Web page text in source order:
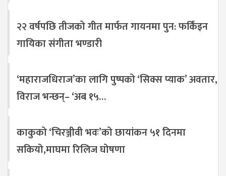
२२ वर्षपछि तीजको गीत मार्फत गायनमा पुन: फर्किंइन
गायिका संगीता भण्डारी
‘महाराजधिराज’का लागि पुष्पको ‘सिक्स प्याक’ अवतार,
विराज भन्छन्– ‘अब १५…
काकुको ‘चिरञ्जीवी भवः’को छायांकन ५१ दिनमा
सकियो,माघमा रिलिज घोषणा